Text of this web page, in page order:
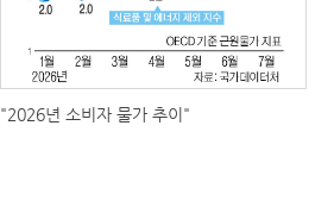
"2026년 소비자 물가 추이"